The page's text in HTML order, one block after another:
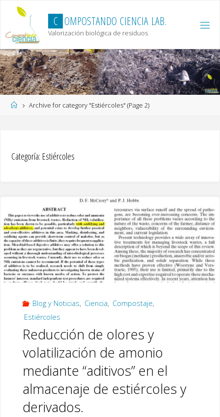
content
C OMPOSTANDO CIENCIA LAB.
Valorización biológica de residuos
HomeArchive for category "Estiércoles" (Page 2)
Categoría: Estiércoles
Blog y Noticias, Ciencia, Compostaje,
Estiércoles
Reducción de olores y
volatilización de amonio
mediante “aditivos” en el
almacenaje de estiércoles y
derivados.